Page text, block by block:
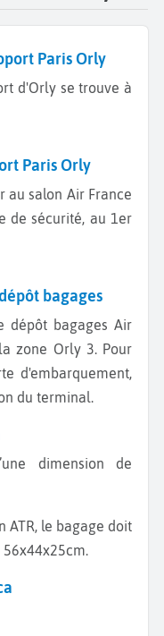
Paris Orly
Paris Orly
de sécurité, au 1er
bagages
zone Orly 3. Pour
d'embarquement,
du terminal.